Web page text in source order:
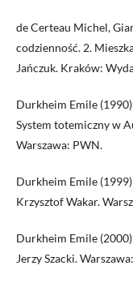
de Certeau Michel,
codzienność. 2.
Jańczuk. Kraków:
Durkheim Emile
System totemiczny w
Warszawa: PWN.
Durkheim Emile (1999)
Krzysztof Wakar.
Durkheim Emile
Jerzy Szacki.